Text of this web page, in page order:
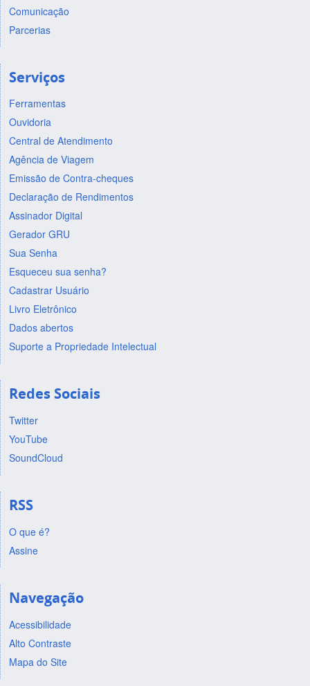
Comunicação
Parcerias
Serviços
Ferramentas
Ouvidoria
Central de Atendimento
Agência de Viagem
Emissão de Contra-cheques
Declaração de Rendimentos
Assinador Digital
Gerador GRU
Sua Senha
Esqueceu sua senha?
Cadastrar Usuário
Livro Eletrônico
Dados abertos
Suporte a Propriedade Intelectual
Redes Sociais
Twitter
YouTube
SoundCloud
RSS
O que é?
Assine
Navegação
Acessibilidade
Alto Contraste
Mapa do Site